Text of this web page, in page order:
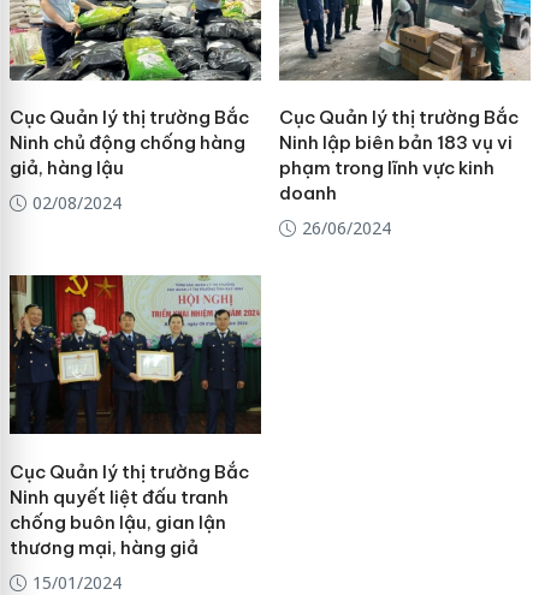
Cục Quản lý thị trường Bắc
Ninh chủ động chống hàng
giả, hàng lậu
02/08/2024
Cục Quản lý thị trường Bắc
Ninh lập biên bản 183 vụ vi
phạm trong lĩnh vực kinh
doanh
26/06/2024
Cục Quản lý thị trường Bắc
Ninh quyết liệt đấu tranh
chống buôn lậu, gian lận
thương mại, hàng giả
15/01/2024